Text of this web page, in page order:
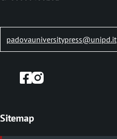
a
n
padovauniversitypress@unipd.it
Sitemap